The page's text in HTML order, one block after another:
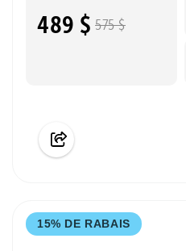
489 $ 575 $
15% DE RABAIS